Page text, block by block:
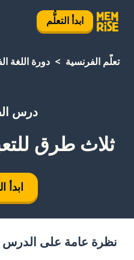
ابدأ التعلُّم
تعلَّم الفرنسية دورة اللغة
درس
ثلاث طرق
ابدأ
نظرة عامة على الدرس